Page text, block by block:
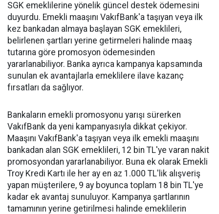
SGK emeklilerine yönelik güncel destek ödemesini
duyurdu. Emekli maaşını VakıfBank'a taşıyan veya ilk
kez bankadan almaya başlayan SGK emeklileri,
belirlenen şartları yerine getirmeleri halinde maaş
tutarına göre promosyon ödemesinden
yararlanabiliyor. Banka ayrıca kampanya kapsamında
sunulan ek avantajlarla emeklilere ilave kazanç
fırsatları da sağlıyor.
Bankaların emekli promosyonu yarışı sürerken
VakıfBank da yeni kampanyasıyla dikkat çekiyor.
Maaşını VakıfBank'a taşıyan veya ilk emekli maaşını
bankadan alan SGK emeklileri, 12 bin TL'ye varan nakit
promosyondan yararlanabiliyor. Buna ek olarak Emekli
Troy Kredi Kartı ile her ay en az 1.000 TL'lik alışveriş
yapan müşterilere, 9 ay boyunca toplam 18 bin TL'ye
kadar ek avantaj sunuluyor. Kampanya şartlarının
tamamının yerine getirilmesi halinde emeklilerin